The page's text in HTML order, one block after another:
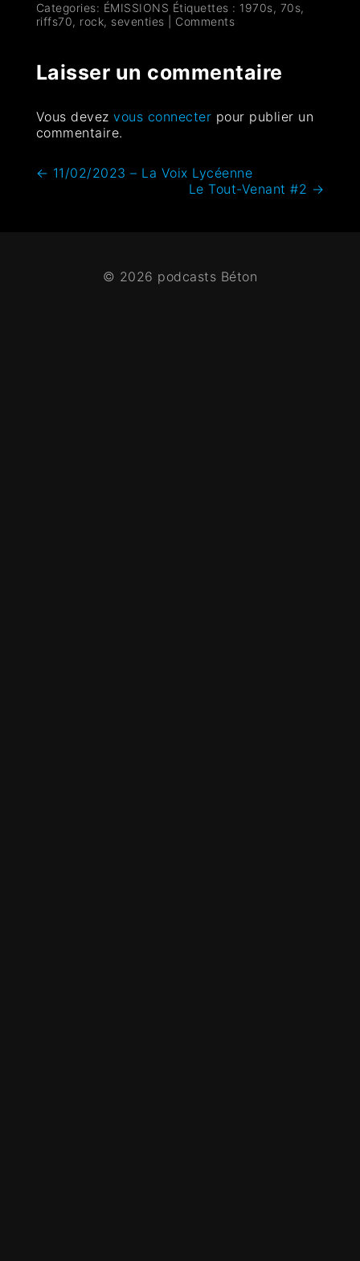
Categories: ÉMISSIONS Étiquettes : 1970s, 70s,
riffs70, rock, seventies Comments
Laisser un commentaire
Vous devezvous connecter pour publier un
commentaire.
← 11/02/2023 – La Voix Lycéenne
Le Tout-Venant #2 →
© 2026 podcasts Béton